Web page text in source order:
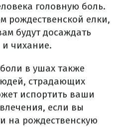
головную боль.
рождественской елки,
будут досаждать
и чихание.
в ушах также
страдающих
испортить ваши
если вы
на рождественскую